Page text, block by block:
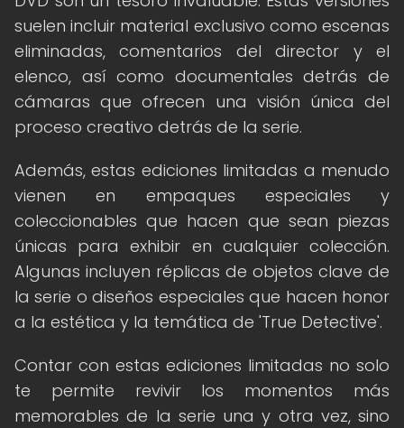
suelen incluir material exclusivo como escenas
eliminadas, comentarios del director y el
elenco, así como documentales detrás de
cámaras que ofrecen una visión única del
proceso creativo detrás de la serie.
Además, estas ediciones limitadas a menudo
vienen en empaques especiales y
coleccionables que hacen que sean piezas
únicas para exhibir en cualquier colección.
Algunas incluyen réplicas de objetos clave de
la serie o diseños especiales que hacen honor
a la estética y la temática de 'True Detective'.
Contar con estas ediciones limitadas no solo
te permite revivir los momentos más
memorables de la serie una y otra vez, sino